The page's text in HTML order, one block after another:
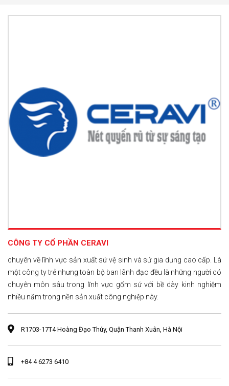
CÔNG TY CỔ PHẦN CERAVI
chuyên về lĩnh vực sản xuất sứ vệ sinh và sứ gia dụng cao cấp. Là
một công ty trẻ nhưng toàn bộ ban lãnh đạo đều là những người có
chuyên môn sâu trong lĩnh vực gốm sứ với bề dày kinh nghiệm
nhiều năm trong nền sản xuất công nghiệp này.
R1703-17T4 Hoàng Đạo Thúy, Quận Thanh Xuân, Hà Nội
+84 4 6273 6410